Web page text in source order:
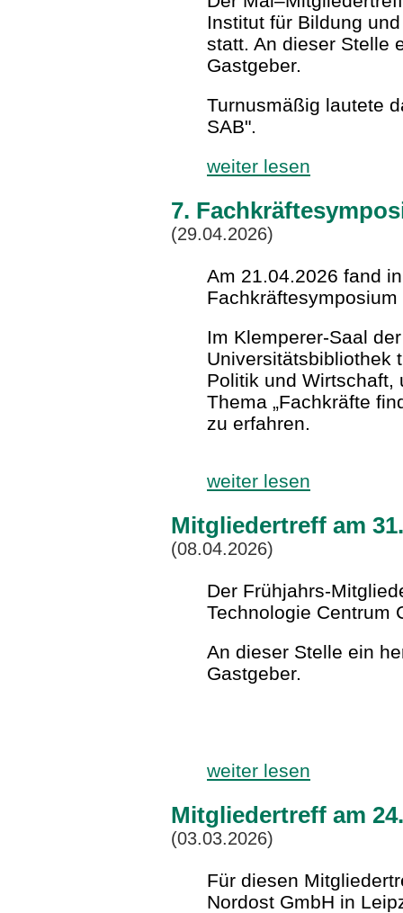
Institut für Bildung
statt. An dieser Stelle
Gastgeber.
Turnusmäßig lautete
SAB".
weiter lesen
7.
(29.04.2026)
Am 21.04.2026 fand
Fachkräftesymposium
Im Klemperer-Saal
Universitätsbibliothek
Politik und Wirtschaft,
Thema „Fachkräfte
zu erfahren.
weiter lesen
Mitgliedertreff am
(08.04.2026)
Der Frühjahrs-
Technologie Centrum
An dieser Stelle ein
Gastgeber.
weiter lesen
Mitgliedertreff am
(03.03.2026)
Für diesen
Nordost GmbH in